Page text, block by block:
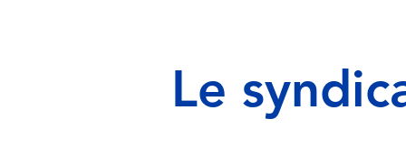
Le